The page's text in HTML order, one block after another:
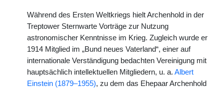
Während des Ersten Weltkriegs hielt Archenhold in der
Treptower Sternwarte Vorträge zur Nutzung
astronomischer Kenntnisse im Krieg. Zugleich wurde er
1914 Mitglied im „Bund neues Vaterland“, einer auf
internationale Verständigung bedachten Vereinigung mit
hauptsächlich intellektuellen Mitgliedern, u. a. Albert
Einstein (1879–1955), zu dem das Ehepaar Archenhold